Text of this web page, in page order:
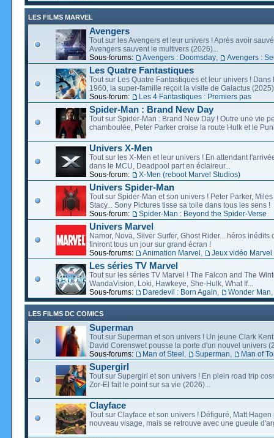
LES FILMS MARVEL
Avengers
Tout sur les Avengers et leur univers ! Après avoir
Avengers sauvent le multivers (2026)...
Sous-forums:
Avengers : Doomsday Avengers :
Les Quatre Fantastiques
Tout sur Les Quatre Fantastiques et leur univers ! Dans
1960, la super-famille reçoit la visite de Galactus
Sous-forum:
Les 4 Fantastiques : Premiers pas
Spider-Man : Brand New Day
Tout sur Spider-Man : Brand New Day ! Outre une vie
chamboulée, Peter Parker croise la route Hulk et le
Univers X-Men
Tout sur les X-Men et leur univers ! En attendant
dans le MCU, Deadpool part en éclaireur...
Sous-forum:
X-Men (reboot Marvel Studios)
Univers Spider-Man
Tout sur Spider-Man et son univers ! Peter Parker,
Stacy... Sony Pictures tisse sa toile dans tous les sens !
Sous-forum:
Spider-Man : Beyond the Spider-Verse
Univers Marvel
Namor, Nova, Silver Surfer, Ghost Rider... héros inédits
finiront tous un jour sur grand écran !
Sous-forums:
Animation Marvel Jeux vidéo Marvel
Les séries TV Marvel
Tout sur les séries TV Marvel ! The Falcon and The
WandaVision, Loki, Hawkeye, She-Hulk, What If...
Sous-forums:
Daredevil : Born Again Wonder Man
LES FILMS DC COMICS
Superman
Tout sur Superman et son univers ! Un jeune Clark
David Corenswet pousse la porte d'un nouvel univers
Sous-forums:
Man of Steel Superman Man of
Supergirl
Tout sur Supergirl et son univers ! En plein road trip
Zor-El fait le point sur sa vie (2026)...
Clayface
Tout sur Clayface et son univers ! Défiguré, Matt Hagen
nouveau visage, mais se retrouve avec une gueule